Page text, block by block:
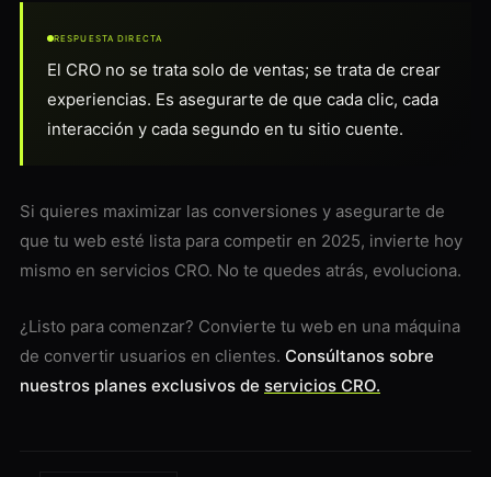
RESPUESTA DIRECTA
El CRO no se trata solo de ventas; se trata de crear
experiencias. Es asegurarte de que cada clic, cada
interacción y cada segundo en tu sitio cuente.
Si quieres maximizar las conversiones y asegurarte de
que tu web esté lista para competir en 2025, invierte hoy
mismo en servicios CRO. No te quedes atrás, evoluciona.
¿Listo para comenzar? Convierte tu web en una máquina
de convertir usuarios en clientes. Consúltanos sobre
nuestros planes exclusivos de servicios CRO.